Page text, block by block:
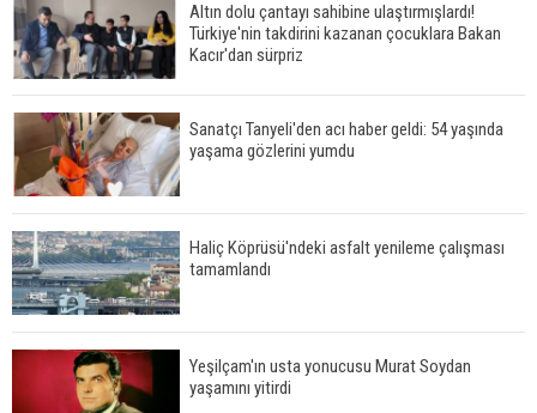
Altın dolu çantayı sahibine ulaştırmışlardı!
Türkiye'nin takdirini kazanan çocuklara Bakan
Kacır'dan sürpriz
Sanatçı Tanyeli'den acı haber geldi: 54 yaşında
yaşama gözlerini yumdu
Haliç Köprüsü'ndeki asfalt yenileme çalışması
tamamlandı
Yeşilçam'ın usta yonucusu Murat Soydan
yaşamını yitirdi